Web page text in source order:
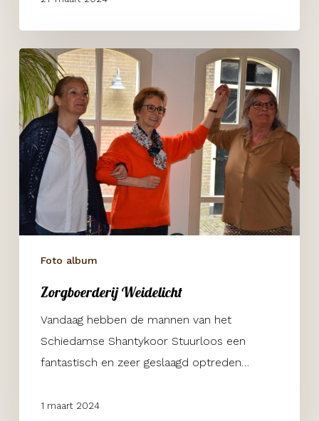
Zorgboerderij
Weidelicht
Foto album
Zorgboerderij Weidelicht
Vandaag hebben de mannen van het
Schiedamse Shantykoor Stuurloos een
fantastisch en zeer geslaagd optreden…
1 maart 2024